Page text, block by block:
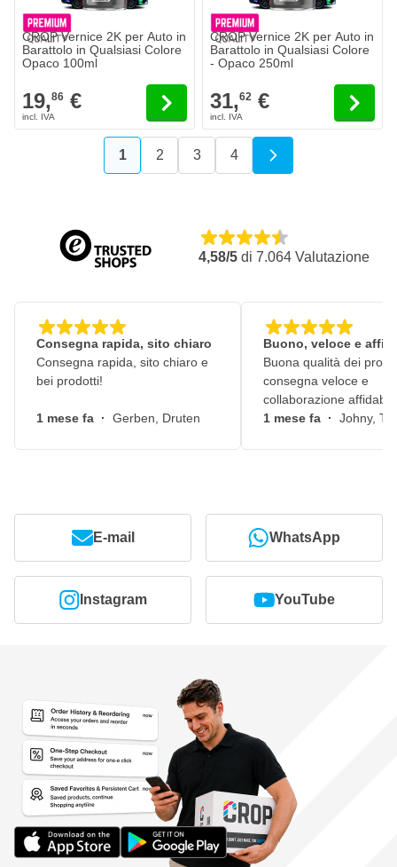
CROP Vernice 2K per Auto in
Barattolo in Qualsiasi Colore
Opaco 100ml
19,86 €
CROP Vernice 2K per Auto in
Barattolo in Qualsiasi Colore
- Opaco 250ml
31,62 €
Attualmente stai leggendo la pagina
1 Pagina
2 Pagina
3 Pagina
4
4,58/5 di 7.064 Valutazione
Consegna rapida, sito chiaro
Consegna rapida, sito chiaro e
bei prodotti!
1 mese fa · Gerben, Druten
Buono, veloce e
Buona qualità dei
consegna veloce e
collaborazione
1 mese fa · Johny,
E-mail WhatsApp
Instagram YouTube